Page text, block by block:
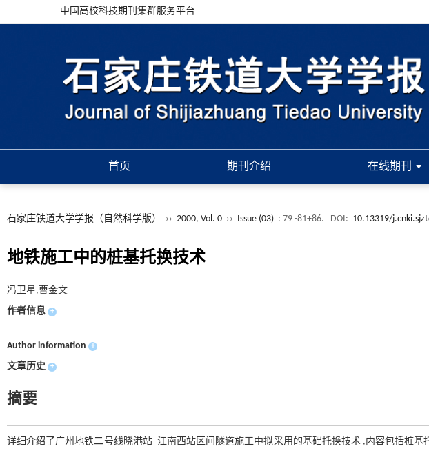
中国高校科技期刊集群服务平台
首页 期刊介绍 在线期刊
石家庄铁道大学学报（自然科学版） ›› 2000, Vol. 0 ›› Issue (03) : 79 -81+86. DOI: 10.13319/
地铁施工中的桩基托换技术
冯卫星,曹金文
作者信息 +
Author information +
文章历史 +
摘要
详细介绍了广州地铁二号线晓港站 -江南西站区间隧道施工中拟采用的基础托换技术 ,内容包括桩